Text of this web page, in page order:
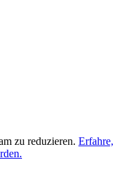
zu reduzieren. Erfahre,